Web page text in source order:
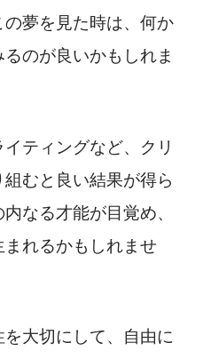
夢を見た時は、何か
のが良いかもしれま
ティングなど、クリ
むと良い結果が得ら
なる才能が目覚め、
れるかもしれませ
大切にして、自由に